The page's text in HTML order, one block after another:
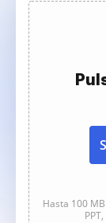
Hasta 100